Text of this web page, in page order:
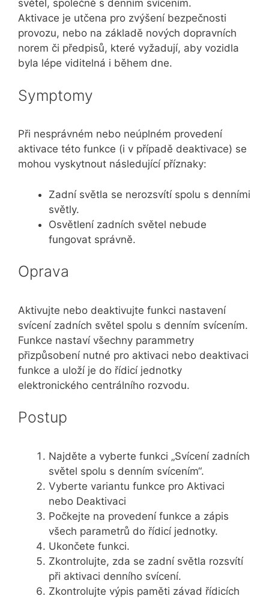
světel, společně s denním svícením.
Aktivace je utčena pro zvýšení bezpečnosti
provozu, nebo na základě nových dopravních
norem či předpisů, které vyžadují, aby vozidla
byla lépe viditelná i během dne.
Symptomy
Při nesprávném nebo neúplném provedení
aktivace této funkce (i v případě deaktivace) se
mohou vyskytnout následující příznaky:
Zadní světla se nerozsvítí spolu s denními
světly.
Osvětlení zadních světel nebude
fungovat správně.
Oprava
Aktivujte nebo deaktivujte funkci nastavení
svícení zadních světel spolu s denním svícením.
Funkce nastaví všechny parammetry
přizpůsobení nutné pro aktivaci nebo deaktivaci
funkce a uloží je do řídicí jednotky
elektronického centrálního rozvodu.
Postup
Najděte a vyberte funkci „Svícení zadních
světel spolu s denním svícením“.
Vyberte variantu funkce pro Aktivaci
nebo Deaktivaci
Počkejte na provedení funkce a zápis
všech parametrů do řídicí jednotky.
Ukončete funkci.
Zkontrolujte, zda se zadní světla rozsvítí
při aktivaci denního svícení.
Zkontrolujte výpis paměti závad řídicích